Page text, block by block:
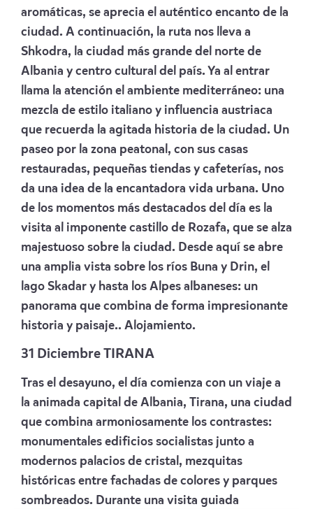
aromáticas, se aprecia el auténtico encanto de la
ciudad. A continuación, la ruta nos lleva a
Shkodra, la ciudad más grande del norte de
Albania y centro cultural del país. Ya al entrar
llama la atención el ambiente mediterráneo: una
mezcla de estilo italiano y influencia austriaca
que recuerda la agitada historia de la ciudad. Un
paseo por la zona peatonal, con sus casas
restauradas, pequeñas tiendas y cafeterías, nos
da una idea de la encantadora vida urbana. Uno
de los momentos más destacados del día es la
visita al imponente castillo de Rozafa, que se alza
majestuoso sobre la ciudad. Desde aquí se abre
una amplia vista sobre los ríos Buna y Drin, el
lago Skadar y hasta los Alpes albaneses: un
panorama que combina de forma impresionante
historia y paisaje.. Alojamiento.
31 Diciembre TIRANA
Tras el desayuno, el día comienza con un viaje a
la animada capital de Albania, Tirana, una ciudad
que combina armoniosamente los contrastes:
monumentales edificios socialistas junto a
modernos palacios de cristal, mezquitas
históricas entre fachadas de colores y parques
sombreados. Durante una visita guiada